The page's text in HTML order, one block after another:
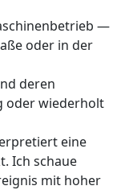
—
oder in der
deren
oder wiederholt
eine
Ich schaue
mit hoher